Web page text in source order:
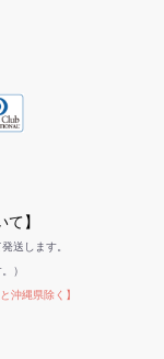
】
送します。
）
沖縄県除く】